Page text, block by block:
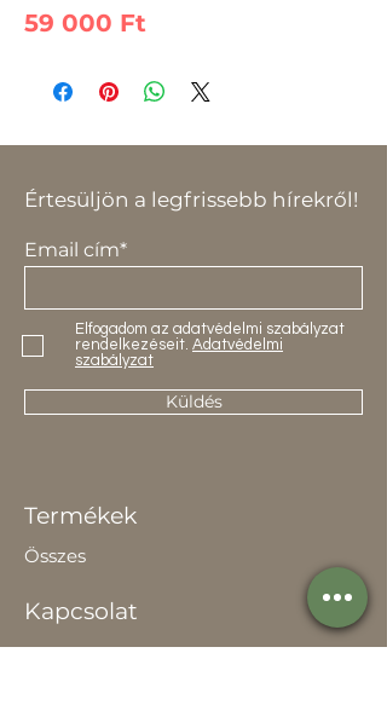
59 000 Ft
Értesüljön a legfrissebb hírekről!
Email cím*
Elfogadom az adatvédelmi szabályzat
rendelkezéseit. Adatvédelmi
szabályzat
Küldés
Termékek
Összes
Kapcsolat
Elérhetőség